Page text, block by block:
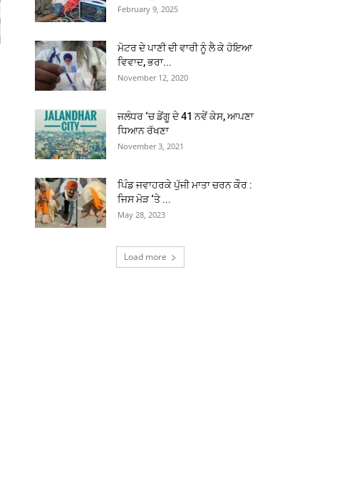
February 9, 2025
ਮੋਟਰ ਦੇ ਪਾਣੀ ਦੀ ਵਾਰੀ ਨੂੰ ਲੈ ਕੇ ਹੋਇਆ
ਵਿਵਾਦ, ਭਰਾ...
November 12, 2020
ਜਲੰਧਰ ‘ਚ ਡੇਂਗੂ ਦੇ 41 ਨਵੇਂ ਕੇਸ, ਆਪਣਾ
ਧਿਆਨ ਰੱਖਣਾ
November 3, 2021
ਪਿੰਡ ਜਵਾਹਰਕੇ ਪੁੱਜੀ ਮਾਤਾ ਚਰਨ ਕੌਰ :
ਜਿਸ ਮੋੜ ‘ਤੇ ...
May 28, 2023
Load more